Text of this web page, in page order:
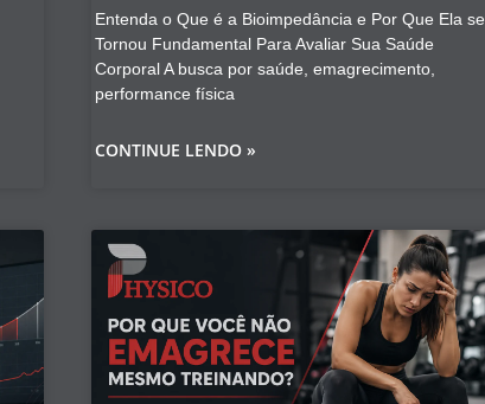
Entenda o Que é a Bioimpedância e Por Que Ela se
Tornou Fundamental Para Avaliar Sua Saúde
Corporal A busca por saúde, emagrecimento,
performance física
CONTINUE LENDO »